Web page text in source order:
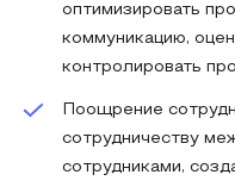
оптимизировать
коммуникацию,
контролировать
Поощрение
сотрудничеству
сотрудниками,